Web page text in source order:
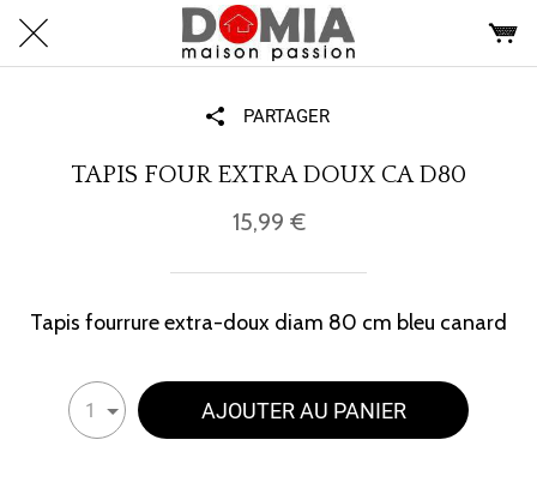
PARTAGER
TAPIS FOUR EXTRA DOUX CA D80
15,99 €
Tapis fourrure extra-doux diam 80 cm bleu canard
1 AJOUTER AU PANIER